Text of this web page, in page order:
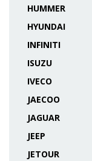
HUMMER
HYUNDAI
INFINITI
ISUZU
IVECO
JAECOO
JAGUAR
JEEP
JETOUR